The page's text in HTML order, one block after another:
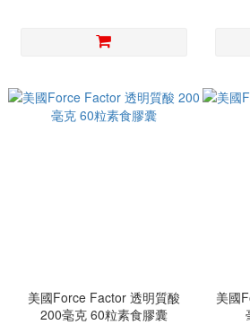
美國Force Factor 透明質酸
200毫克 60粒素食膠囊
美國